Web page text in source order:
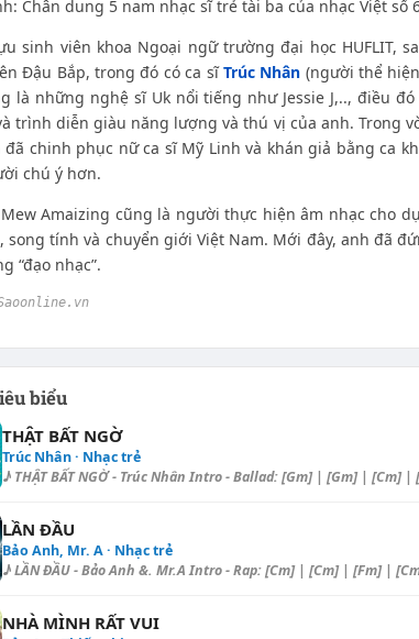
sinh viên khoa Ngoại ngữ trường đại học HUFLIT,
Đậu Bắp, trong đó có ca sĩTrúc Nhân (người thể
là những nghệ sĩ Uk nổi tiếng như Jessie J,.., điều
trình diễn giàu năng lượng và thú vị của anh. Trong
đã chinh phục nữ ca sĩ Mỹ Linh và khán giả bằng ca
chú ý hơn.
Amaizing cũng là người thực hiện âm nhạc cho
song tính và chuyển giới Việt Nam. Mới đây, anh đã
“đạo nhạc”.
biểu
THẬT BẤT NGỜ
Trúc Nhân · Nhạc trẻ
♪ THẬT BẤT NGỜ - Trúc Nhân Intro - Ballad: [Gm] | [Gm] | [Cm] |
LẦN ĐẦU
Bảo Anh, Mr. A · Nhạc trẻ
♪ LẦN ĐẦU - Bảo Anh &. Mr.A Intro - Rap: [Cm] | [Cm] | [Fm] |
NHÀ MÌNH RẤT VUI